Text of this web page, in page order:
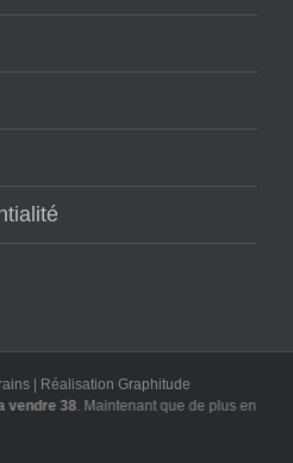
| Réalisation Graphitude
38. Maintenant que de plus en plus